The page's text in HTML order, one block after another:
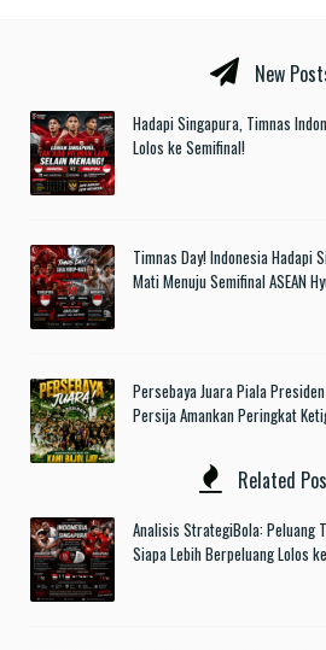
New
Hadapi Singapura, Timnas
Lolos ke Semifinal!
Timnas Day! Indonesia Hadapi
Mati Menuju Semifinal ASEAN
Persebaya Juara Piala
Persija Amankan Peringkat
Related
Analisis StrategiBola: Peluang
Siapa Lebih Berpeluang Lolos